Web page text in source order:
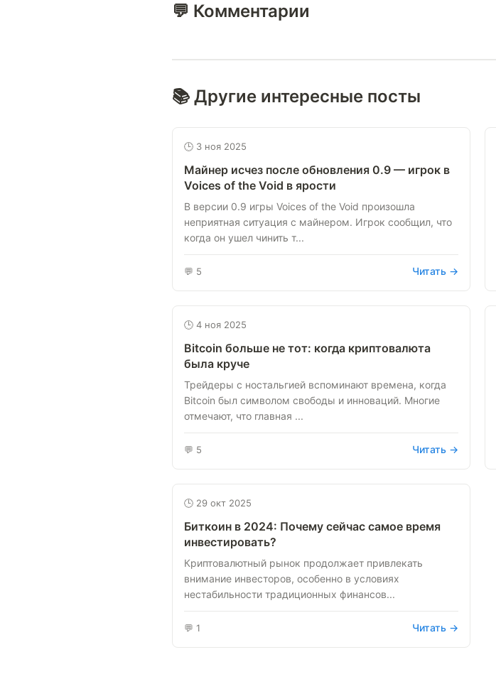
💬 Комментарии
📚 Другие интересные посты
🕒 3 ноя 2025
Майнер исчез после обновления 0.9 — игрок в
Voices of the Void в ярости
В версии 0.9 игры Voices of the Void произошла
неприятная ситуация с майнером. Игрок сообщил, что
когда он ушел чинить т...
💬 5 Читать →
🕒 4 ноя 2025
Bitcoin больше не тот: когда криптовалюта
была круче
Трейдеры с ностальгией вспоминают времена, когда
Bitcoin был символом свободы и инноваций. Многие
отмечают, что главная ...
💬 5 Читать →
🕒 29 окт 2025
Биткоин в 2024: Почему сейчас самое время
инвестировать?
Криптовалютный рынок продолжает привлекать
внимание инвесторов, особенно в условиях
нестабильности традиционных финансов...
💬 1 Читать →